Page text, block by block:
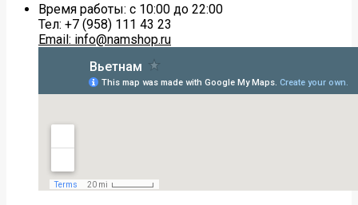
Время работы: с 10:00 до 22:00
Тел: +7 (958) 111 43 23
Email: info@namshop.ru